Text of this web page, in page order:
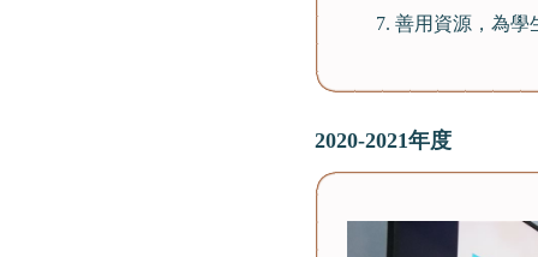
善用資源，為學
2020-2021年度